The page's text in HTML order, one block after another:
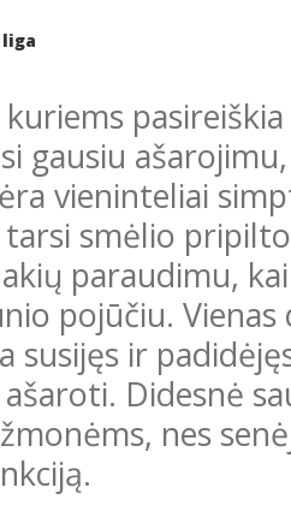
gausiu
vieninteliai
tarsi smėlio
paraudimu,
pojūčiu.
susijęs ir
Didesnė
nes